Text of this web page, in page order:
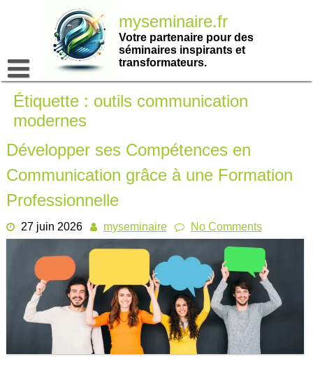
myseminaire.fr
Votre partenaire pour des
séminaires inspirants et
transformateurs.
Étiquette : outils communication
modernes
Développer ses Compétences en
Communication grâce à une Formation
Professionnelle
27 juin 2026 myseminaire No Comments